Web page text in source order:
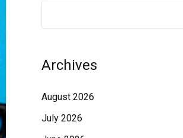
Archives
August 2026
July 2026